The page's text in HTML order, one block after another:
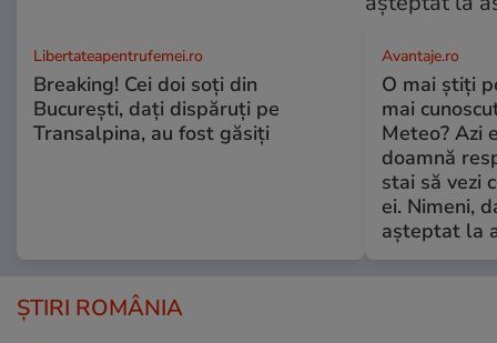
Libertateapentrufemei.ro
Breaking! Cei doi soți din
București, dați dispăruți pe
Transalpina, au fost găsiți
Avantaje.ro
O mai știți
mai
Meteo? Azi
doamnă
stai să vezi
ei. Nimeni,
așteptat la
ȘTIRI ROMÂNIA